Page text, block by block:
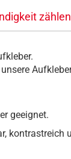
geeignet.
kontrastreich